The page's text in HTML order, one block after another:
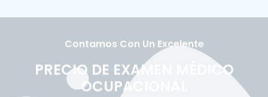
Contamos Con Un Excelente
PRECIO DE EXAMEN MÉDICO
OCUPACIONAL